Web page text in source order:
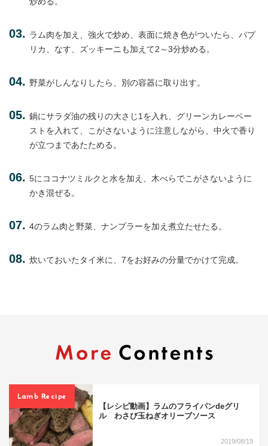
ラム肉を加え、強火で炒め、表面に焼き色がついたら、パプ
リカ、なす、ズッキーニも加えて2～3分炒める。
野菜がしんなりしたら、別の容器に取り出す。
鍋にサラダ油の残りの大さじ1を入れ、グリーンカレーペー
ストを入れて、こがさないように注意しながら、中火で香り
が立つまであたためる。
5にココナツミルクと水を加え、木べらでこがさないように
かき混ぜる。
4のラム肉と野菜、ナンプラーを加え煮立たせたる。
炊いておいたタイ米に、7をお好みの分量でかけて完成。
【レシピ動画】ラムのフライパンdeグリ
ル わさび玉ねぎオリーブソース
Lamb Recipe
2019/08/19